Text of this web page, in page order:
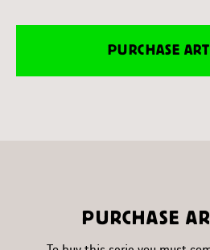
PURCHASE
PURCHASE